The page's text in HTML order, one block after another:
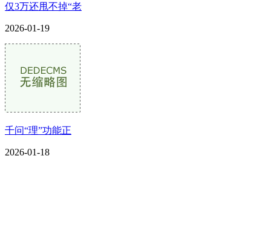
仅3万还甩不掉“老
2026-01-19
千问“理”功能正
2026-01-18